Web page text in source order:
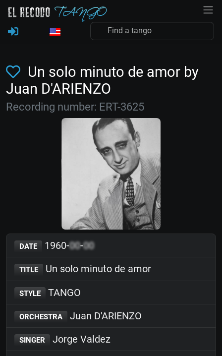
Un solo minuto de amor by
Juan D'ARIENZO
Recording number: ERT-3625
DATE 1960-00-00
TITLE Un solo minuto de amor
STYLE TANGO
ORCHESTRA Juan D'ARIENZO
SINGER Jorge Valdez